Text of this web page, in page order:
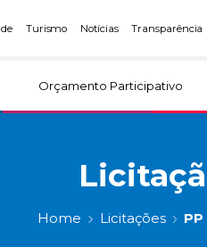
Turismo Notícias Transparência
Orçamento Participativo
Home Licitações